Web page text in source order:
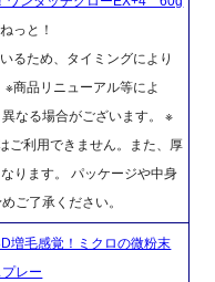
っと！
るため、タイミングにより
商品リニューアル等によ
なる場合がございます。 ※
ご利用できません。また、厚
ります。 パッケージや中身
ご了承ください。
増毛感覚！ミクロの微粉末
レー